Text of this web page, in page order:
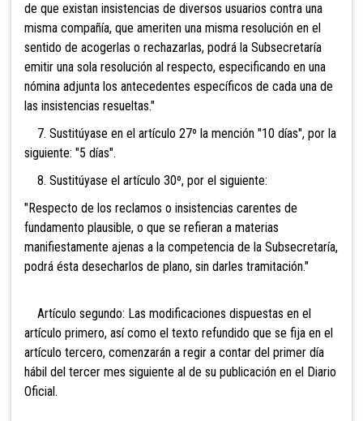
de que existan insistencias de diversos usuarios contra una
misma compañía, que ameriten una misma resolución en el
sentido de acogerlas o rechazarlas, podrá la Subsecretaría
emitir una sola resolución al respecto, especificando en una
nómina adjunta los antecedentes específicos de cada una de
las insistencias resueltas."
7. Sustitúyase en el artículo 27º la mención "10 días", por la
siguiente: "5 días".
8. Sustitúyase el artículo 30º, por el siguiente:
"Respecto de los reclamos o insistencias carentes de
fundamento plausible, o que se refieran a materias
manifiestamente ajenas a la competencia de la Subsecretaría,
podrá ésta desecharlos de plano, sin darles tramitación."
Artículo segundo: Las modificaciones dispuestas en el
artículo primero, así como el texto refundido que se fija en el
artículo tercero, comenzarán a regir a contar del primer día
hábil del tercer mes siguiente al de su publicación en el Diario
Oficial.